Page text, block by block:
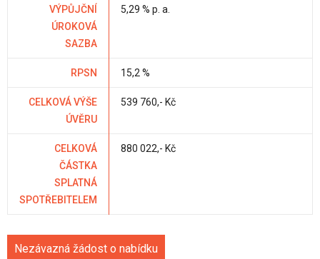
VÝPŮJČNÍ
ÚROKOVÁ
SAZBA
5,29 % p. a.
RPSN 15,2 %
CELKOVÁ VÝŠE
ÚVĚRU
539 760,- Kč
CELKOVÁ
ČÁSTKA
SPLATNÁ
SPOTŘEBITELEM
880 022,- Kč
Nezávazná žádost o nabídku